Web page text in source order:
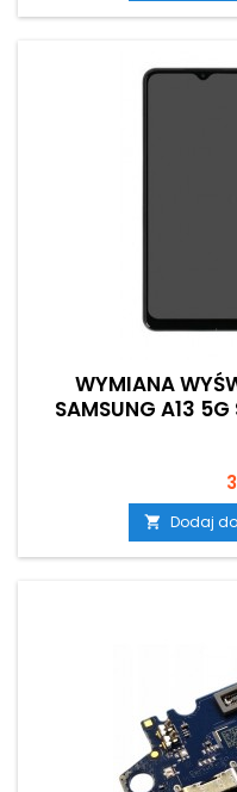
WYMIANA
SAMSUNG A13
 Dodaj